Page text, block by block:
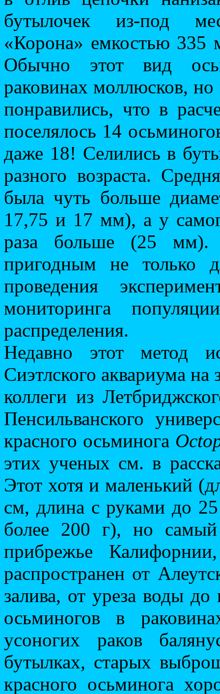
бутылочек из-под
«Корона» емкостью 335
Обычно этот вид
раковинах моллюсков,
понравились, что в
поселялось 14
даже 18! Селились в
разного возраста.
была чуть больше
17,75 и 17 мм), а у
раза больше (25 мм).
пригодным не только
проведения
мониторинга
распределения.
Недавно этот метод
Сиэтлского аквариума
коллеги из
Пенсильванского
красного осьминога
этих ученых см. в
Этот хотя и маленький
см, длина с руками до
более 200 г), но
прибрежье
распространен от
залива, от уреза воды
осьминогов в
усоногих раков
бутылках, старых
красного осьминога